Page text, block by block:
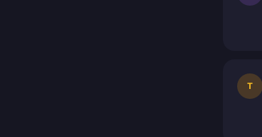
T